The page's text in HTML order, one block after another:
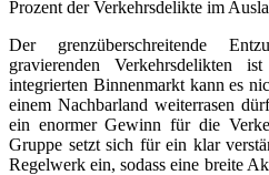
Prozent der Verkehrsdelikte im
Der grenzüberschreitende
gravierenden Verkehrsdelikten
integrierten Binnenmarkt kann es
einem Nachbarland weiterrasen
ein enormer Gewinn für die
Gruppe setzt sich für ein klar
Regelwerk ein, sodass eine breite